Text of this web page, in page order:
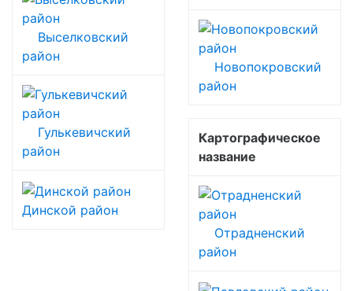
Выселковский
район
Гулькевичский
район
Динской район
Новопокровский
район
Картографическое
название
Отрадненский
район